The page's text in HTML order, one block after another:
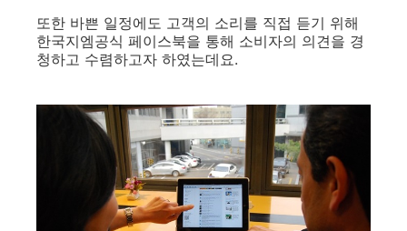
또한 바쁜 일정에도 고객의 소리를 직접 듣기 위해
한국지엠공식 페이스북을 통해 소비자의 의견을 경
청하고 수렴하고자 하였는데요.